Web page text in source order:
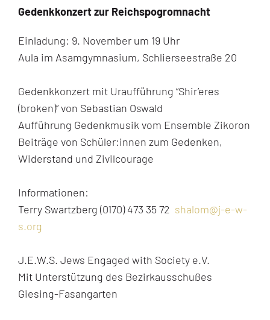
Gedenkkonzert zur Reichspogromnacht
Einladung: 9. November um 19 Uhr
Aula im Asamgymnasium, Schlierseestraße 20
Gedenkkonzert mit Uraufführung “Shir’eres
(broken)” von Sebastian Oswald
Aufführung Gedenkmusik vom Ensemble Zikoron
Beiträge von Schüler:innen zum Gedenken,
Widerstand und Zivilcourage
Informationen:
Terry Swartzberg (0170) 473 35 72 shalom@j-e-w-
s.org
J.E.W.S. Jews Engaged with Society e.V.
Mit Unterstützung des Bezirkausschußes
Giesing-Fasangarten